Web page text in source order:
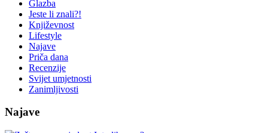
Glazba
Jeste li znali?!
Književnost
Lifestyle
Najave
Priča dana
Recenzije
Svijet umjetnosti
Zanimljivosti
Najave